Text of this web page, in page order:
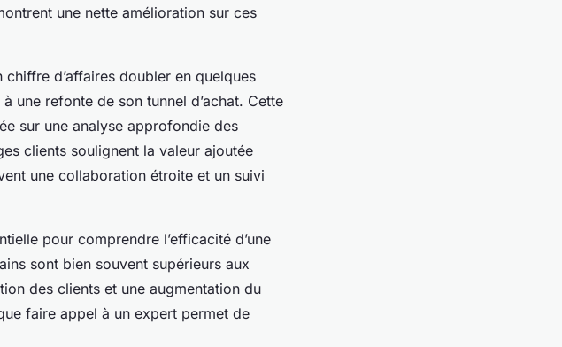
une nette amélioration sur ces
d’affaires doubler en quelques
une refonte de son tunnel d’achat. Cette
sur une analyse approfondie des
clients soulignent la valeur ajoutée
une collaboration étroite et un suivi
pour comprendre l’efficacité d’une
sont bien souvent supérieurs aux
des clients et une augmentation du
faire appel à un expert permet de